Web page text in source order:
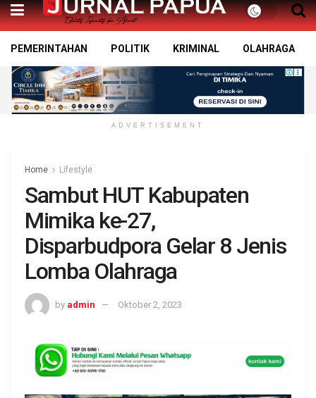
PEMERINTAHAN POLITIK KRIMINAL OLAHRAGA
ADVERTISEMENT
Home Lifestyle
Sambut HUT Kabupaten
Mimika ke-27,
Disparbudpora Gelar 8 Jenis
Lomba Olahraga
by admin Oktober 2, 2023